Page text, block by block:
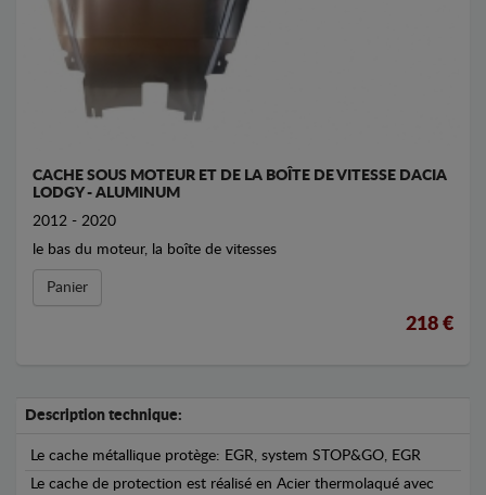
CACHE SOUS MOTEUR ET DE LA BOÎTE DE VITESSE DACIA
LODGY - ALUMINUM
2012 - 2020
le bas du moteur, la boîte de vitesses
Panier
218 €
Description technique:
Le cache métallique protège: EGR, system STOP&GO, EGR
Le cache de protection est réalisé en Acier thermolaqué avec